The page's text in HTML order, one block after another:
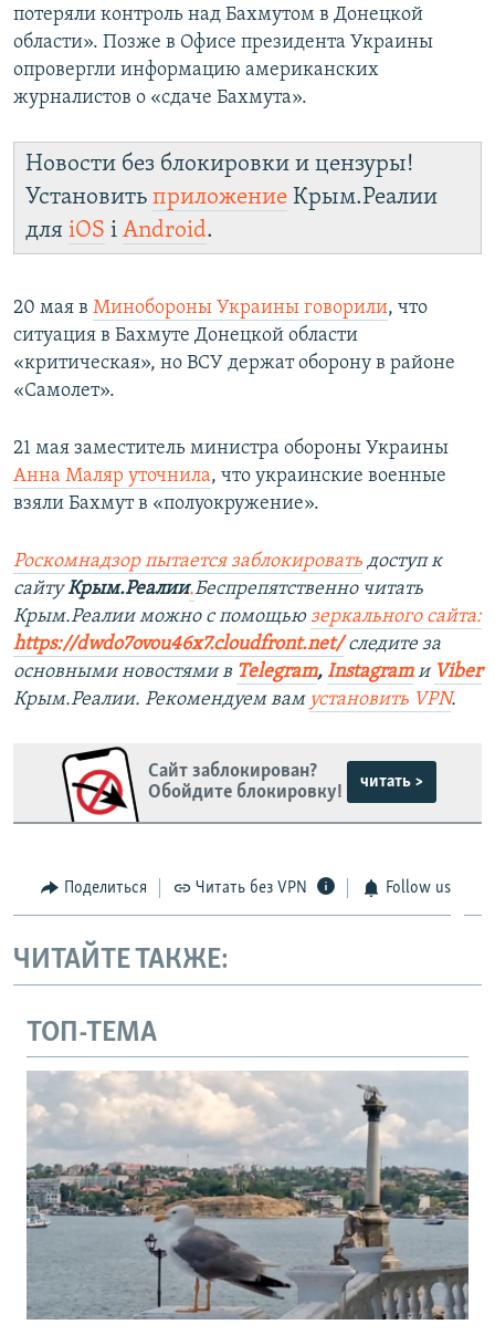
потеряли контроль над Бахмутом в Донецкой
области». Позже в Офисе президента Украины
опровергли информацию американских
журналистов о «сдаче Бахмута».
Новости без блокировки и цензуры!
Установить приложение Крым.Реалии
для iOS і Android.
20 мая в Минобороны Украины говорили, что
ситуация в Бахмуте Донецкой области
«критическая», но ВСУ держат оборону в районе
«Самолет».
21 мая заместитель министра обороны Украины
Анна Маляр уточнила, что украинские военные
взяли Бахмут в «полуокружение».
Роскомнадзор пытается заблокировать доступ к
сайтуКрым.Реалии.Беспрепятственно читать
Крым.Реалии можно с помощью зеркального сайта:
https://dwdo7ovou46x7.cloudfront.net/ следите за
основными новостями в Telegram, Instagramи Viber
Крым.Реалии. Рекомендуем вам установить VPN.
Сайт заблокирован?
Обойдите блокировку!
читать >
Поделиться Читать без VPN Follow us
ЧИТАЙТЕ ТАКЖЕ:
ТОП-ТЕМА